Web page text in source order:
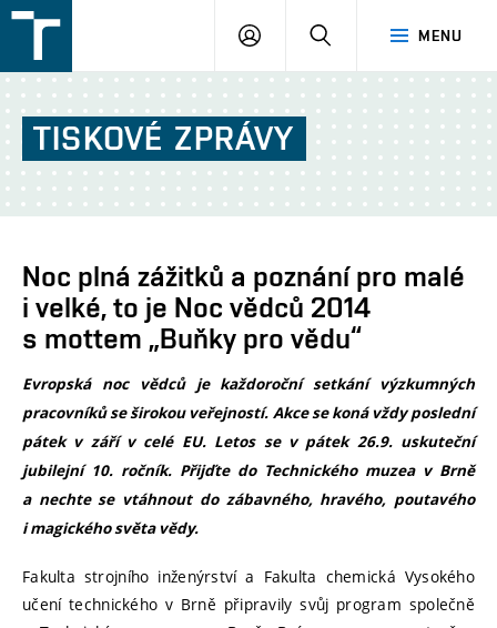
v
Brně
MENU
PŘIHLÁŠENÍ
TISKOVÉ ZPRÁVY
Noc plná zážitků a poznání pro malé
i velké, to je Noc vědců 2014
s mottem „Buňky pro vědu“
Evropská noc vědců je každoroční setkání výzkumných
pracovníků se širokou veřejností. Akce se koná vždy poslední
pátek v září v celé EU. Letos se v pátek 26.9. uskuteční
jubilejní 10. ročník. Přijďte do Technického muzea v Brně
a nechte se vtáhnout do zábavného, hravého, poutavého
i magického světa vědy.
Fakulta strojního inženýrství a Fakulta chemická Vysokého
učení technického v Brně připravily svůj program společně